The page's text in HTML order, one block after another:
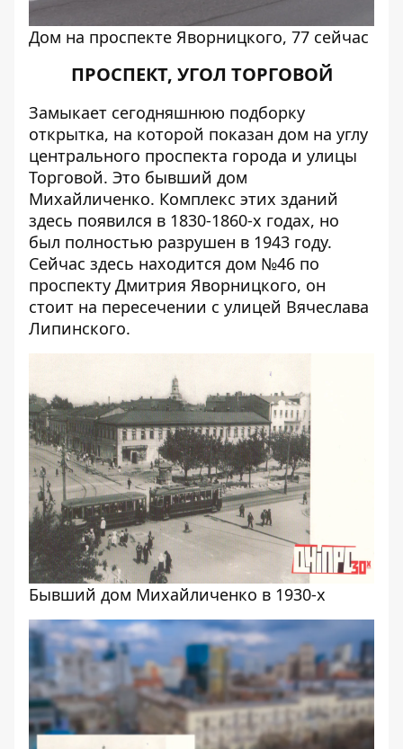
Дом на проспекте Яворницкого, 77 сейчас
ПРОСПЕКТ, УГОЛ ТОРГОВОЙ
Замыкает сегодняшнюю подборку
открытка, на которой показан дом на углу
центрального проспекта города и улицы
Торговой. Это бывший дом
Михайличенко. Комплекс этих зданий
здесь появился в 1830-1860-х годах, но
был полностью разрушен в 1943 году.
Сейчас здесь находится дом №46 по
проспекту Дмитрия Яворницкого, он
стоит на пересечении с улицей Вячеслава
Липинского.
Бывший дом Михайличенко в 1930-х